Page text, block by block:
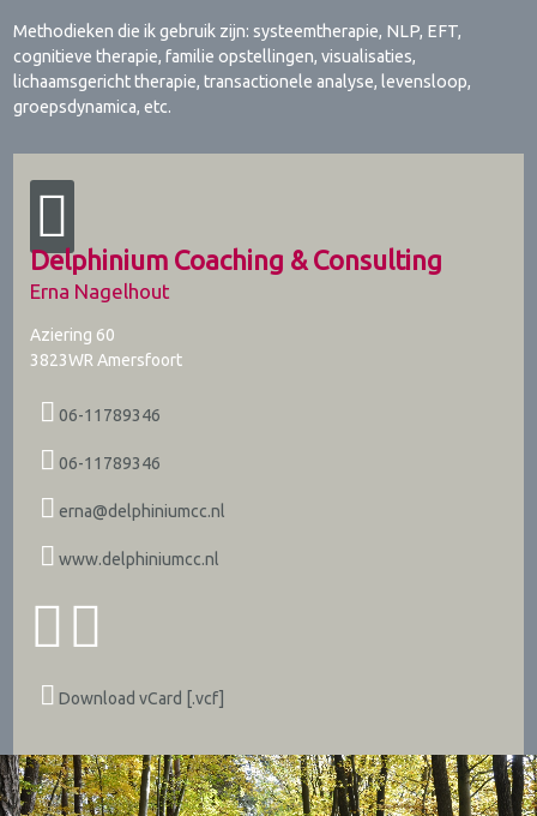
Methodieken die ik gebruik zijn: systeemtherapie, NLP, EFT,
cognitieve therapie, familie opstellingen, visualisaties,
lichaamsgericht therapie, transactionele analyse, levensloop,
groepsdynamica, etc.
Delphinium Coaching & Consulting
Erna Nagelhout
Aziering 60
3823WRAmersfoort
06-11789346
06-11789346
erna@delphiniumcc.nl
www.delphiniumcc.nl
Download vCard [.vcf]